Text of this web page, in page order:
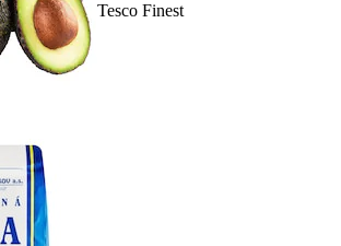
Tesco Finest